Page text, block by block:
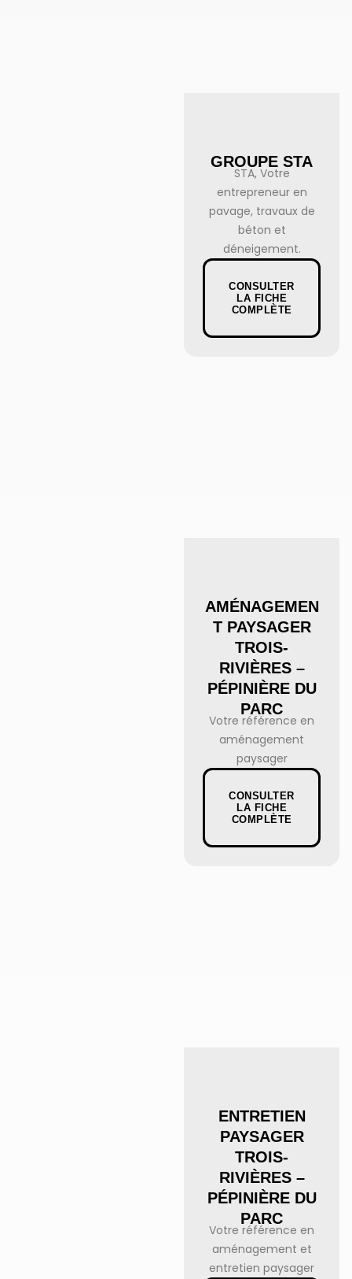
GROUPE STA
STA, Votre
entrepreneur en
pavage, travaux de
béton et
déneigement.
CONSULTER
LA FICHE
COMPLÈTE
AMÉNAGEMEN
T PAYSAGER
TROIS-
RIVIÈRES –
PÉPINIÈRE DU
PARC
Votre référence en
aménagement
paysager
CONSULTER
LA FICHE
COMPLÈTE
ENTRETIEN
PAYSAGER
TROIS-
RIVIÈRES –
PÉPINIÈRE DU
PARC
Votre référence en
aménagement et
entretien paysager